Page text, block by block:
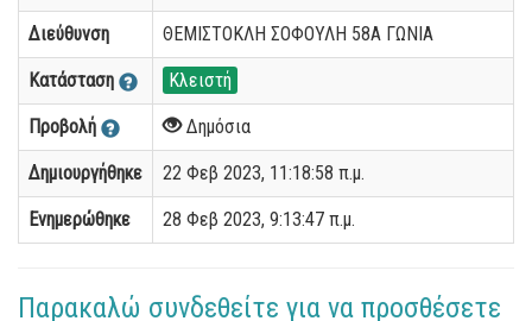
Διεύθυνση ΘΕΜΙΣΤΟΚΛΗ ΣΟΦΟΥΛΗ 58Α ΓΩΝΙΑ
Κατάσταση Κλειστή
Προβολή Δημόσια
Δημιουργήθηκε 22 Φεβ 2023, 11:18:58 π.μ.
Ενημερώθηκε 28 Φεβ 2023, 9:13:47 π.μ.
Παρακαλώ συνδεθείτε για να προσθέσετε